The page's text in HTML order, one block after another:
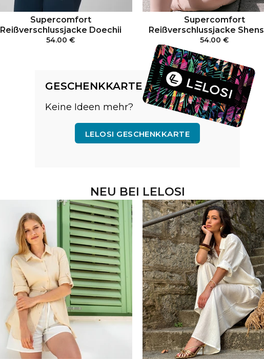
Supercomfort
Reißverschlussjacke Doechii
54.00 €
Supercomfort
Reißverschlussjacke
54.00 €
IN DEN WARENKORB
GESCHENKKARTE
Keine Ideen mehr?
LELOSI GESCHENKKARTE
NEU BEI LELOSI